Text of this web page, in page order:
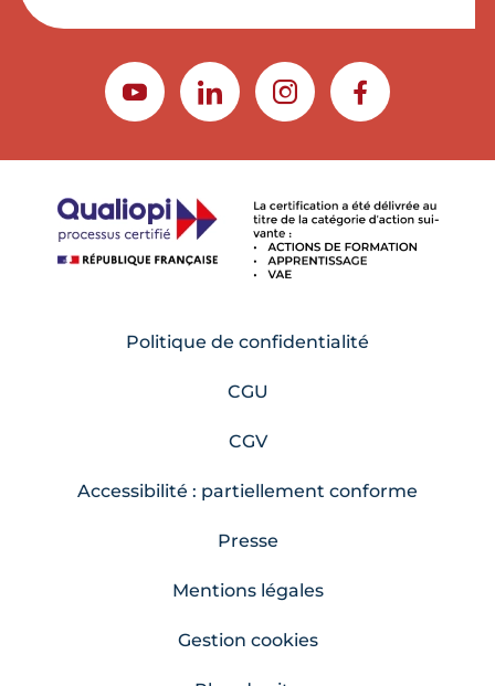
YOUTUBELINKEDININSTAGRAMFACEBOOK
Politique de confidentialité
CGU
CGV
Accessibilité : partiellement conforme
Presse
Mentions légales
Gestion cookies